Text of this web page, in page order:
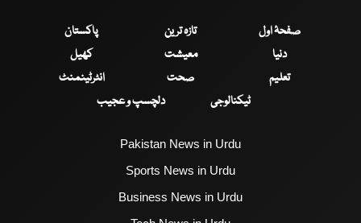
صفحۂ اول تازہ ترین
پاکستان
دنیا
معیشت
کھیل
تعلیم
صحت
انٹرٹینمنٹ
ٹیکنالوجی
دلچسپ و عجیب
Pakistan News in Urdu
Sports News in Urdu
Business News in Urdu